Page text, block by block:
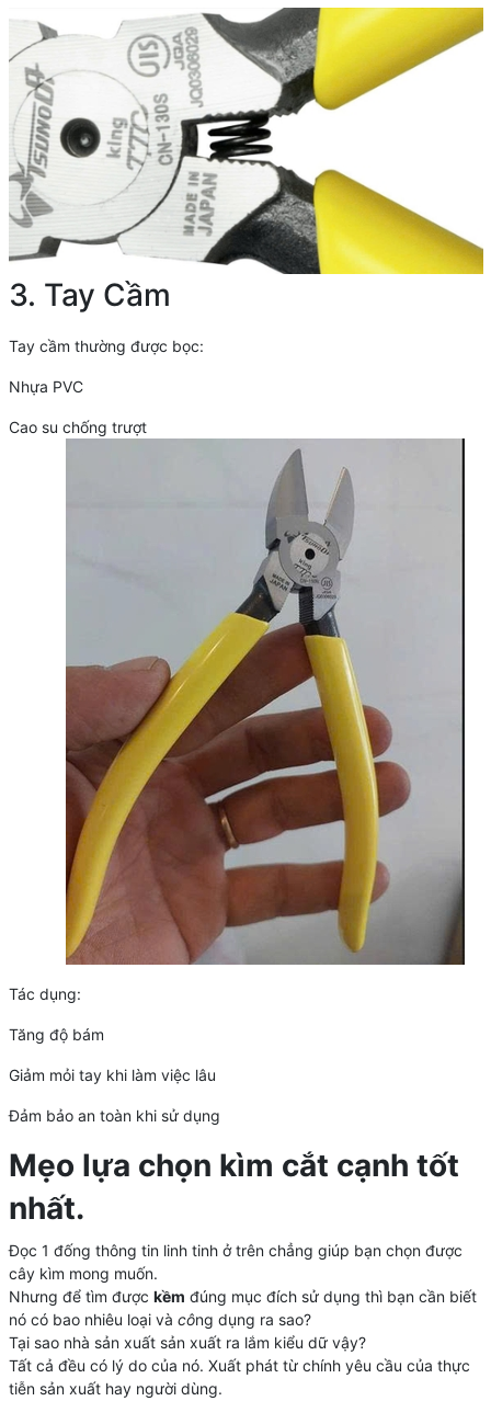
3. Tay Cầm
Tay cầm thường được bọc:
Nhựa PVC
Cao su chống trượt
Tác dụng:
Tăng độ bám
Giảm mỏi tay khi làm việc lâu
Đảm bảo an toàn khi sử dụng
Mẹo lựa chọn kìm cắt cạnh tốt
nhất.
Đọc 1 đống thông tin linh tinh ở trên chẳng giúp bạn chọn được
cây kìm mong muốn.
Nhưng để tìm được kềm đúng mục đích sử dụng thì bạn cần biết
nó có bao nhiêu loại và công dụng ra sao?
Tại sao nhà sản xuất sản xuất ra lắm kiểu dữ vậy?
Tất cả đều có lý do của nó. Xuất phát từ chính yêu cầu của thực
tiễn sản xuất hay người dùng.